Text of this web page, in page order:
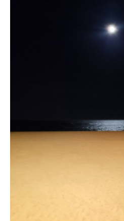
Habitación por noche y precios